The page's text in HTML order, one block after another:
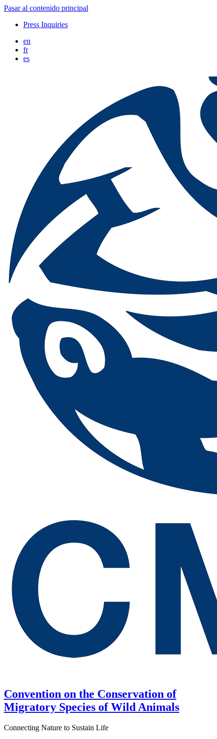
Pasar al contenido principal
Press Inquiries
en
fr
es
Convention on the Conservation of
Migratory Species of Wild Animals
Connecting Nature to Sustain Life